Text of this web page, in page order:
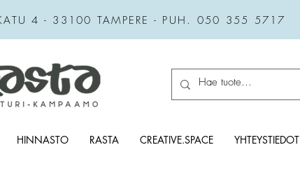
4 - 33100 TAMPERE - PUH. 050 355 5717
HINNASTO RASTA CREATIVE.SPACE YHTEYSTIEDOT